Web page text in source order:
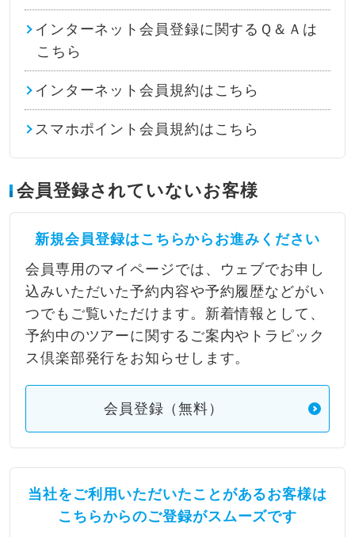
インターネット会員登録に関するＱ＆Ａは
こちら
インターネット会員規約はこちら
スマホポイント会員規約はこちら
会員登録されていないお客様
新規会員登録はこちらからお進みください
会員専用のマイページでは、ウェブでお申し
込みいただいた予約内容や予約履歴などがい
つでもご覧いただけます。新着情報として、
予約中のツアーに関するご案内やトラピック
ス倶楽部発行をお知らせします。
会員登録（無料）
当社をご利用いただいたことがあるお客様は
こちらからのご登録がスムーズです